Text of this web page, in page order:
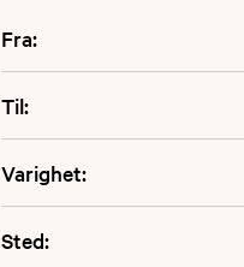
Fra:
Til:
Varighet:
Sted: